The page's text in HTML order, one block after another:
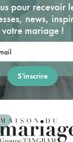
pour recevoir
news,
votre mariage !